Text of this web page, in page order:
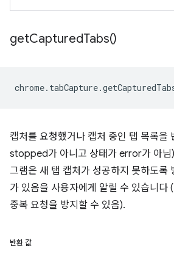
getCapturedTabs()
chrome. tabCapture.
캡처를 요청했거나 캡처 중인 탭 목록을
stopped가 아니고 상태가 error가 아님
그램은 새 탭 캡처가 성공하지 못하도록
가 있음을 사용자에게 알릴 수 있습니다
중복 요청을 방지할 수 있음).
반환 값